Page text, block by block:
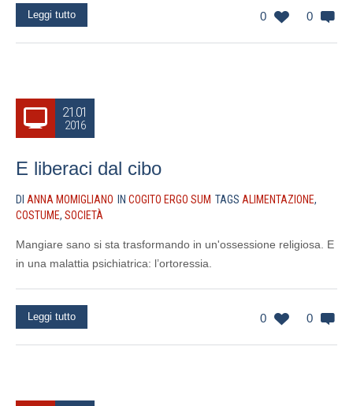
0 0
Leggi tutto
21.01
2016
E liberaci dal cibo
DI ANNA MOMIGLIANO IN COGITO ERGO SUM TAGS ALIMENTAZIONE,
COSTUME, SOCIETÀ
Mangiare sano si sta trasformando in un'ossessione religiosa. E
in una malattia psichiatrica: l’ortoressia.
0 0
Leggi tutto